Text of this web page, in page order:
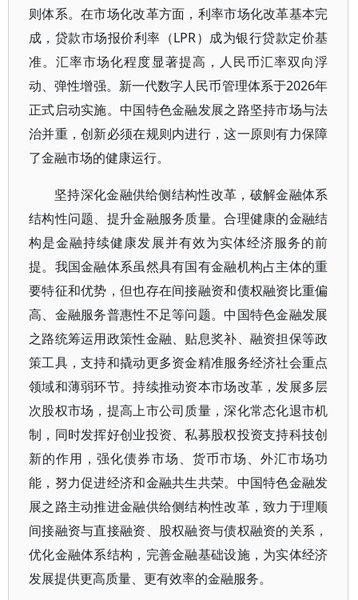
则体系。在市场化改革方面，利率市场化改革基本完
成，贷款市场报价利率（LPR）成为银行贷款定价基
准。汇率市场化程度显著提高，人民币汇率双向浮
动、弹性增强。新一代数字人民币管理体系于2026年
正式启动实施。中国特色金融发展之路坚持市场与法
治并重，创新必须在规则内进行，这一原则有力保障
了金融市场的健康运行。
坚持深化金融供给侧结构性改革，破解金融体系
结构性问题、提升金融服务质量。合理健康的金融结
构是金融持续健康发展并有效为实体经济服务的前
提。我国金融体系虽然具有国有金融机构占主体的重
要特征和优势，但也存在间接融资和债权融资比重偏
高、金融服务普惠性不足等问题。中国特色金融发展
之路统筹运用政策性金融、贴息奖补、融资担保等政
策工具，支持和撬动更多资金精准服务经济社会重点
领域和薄弱环节。持续推动资本市场改革，发展多层
次股权市场，提高上市公司质量，深化常态化退市机
制，同时发挥好创业投资、私募股权投资支持科技创
新的作用，强化债券市场、货币市场、外汇市场功
能，努力促进经济和金融共生共荣。中国特色金融发
展之路主动推进金融供给侧结构性改革，致力于理顺
间接融资与直接融资、股权融资与债权融资的关系，
优化金融体系结构，完善金融基础设施，为实体经济
发展提供更高质量、更有效率的金融服务。